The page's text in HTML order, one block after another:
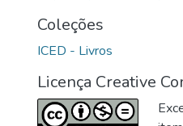
Coleções
ICED - Livros
Licença Creative